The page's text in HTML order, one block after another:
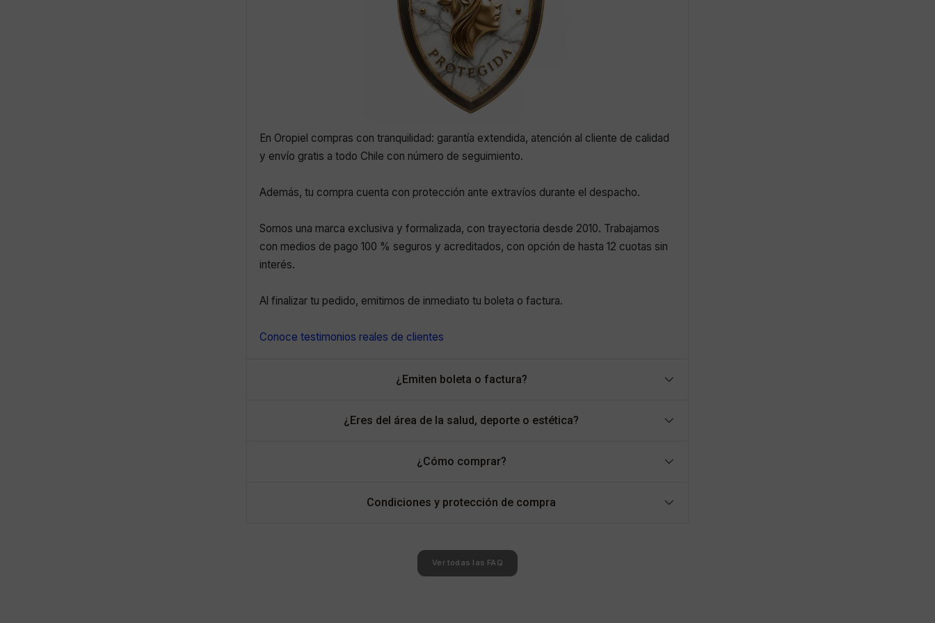
En Oropiel compras con tranquilidad: garantía extendida, atención al cliente de calidad
y envío gratis a todo Chile con número de seguimiento.
Además, tu compra cuenta con protección ante extravíos durante el despacho.
Somos una marca exclusiva y formalizada, con trayectoria desde 2010. Trabajamos
con medios de pago 100 % seguros y acreditados, con opción de hasta 12 cuotas sin
interés.
Al finalizar tu pedido, emitimos de inmediato tu boleta o factura.
Conoce testimonios reales de clientes
¿Emiten boleta o factura?
¿Eres del área de la salud, deporte o estética?
¿Cómo comprar?
Condiciones y protección de compra
Ver todas las FAQ